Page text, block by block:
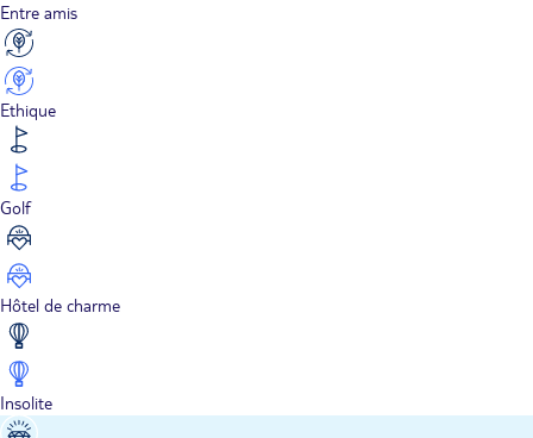
Entre amis
Ethique
Golf
Hôtel de charme
Insolite